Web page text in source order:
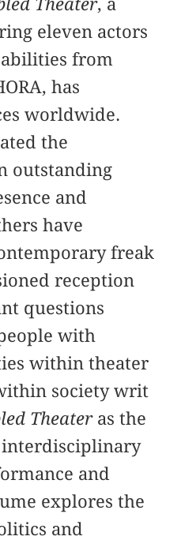
eleven actors
from
has
worldwide.
the
outstanding
and
have
freak
reception
questions
with
within theater
society writ
Theateras the
interdisciplinary
and
explores the
and